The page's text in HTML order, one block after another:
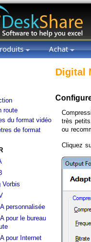
Achat
route
du format vidéo
de format
Vorbis
personnalisée
pour le bureau
pour Internet
Digital
très
ou
Cliquez